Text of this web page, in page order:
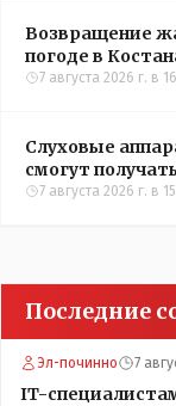
Возвращение
погоде в
7 августа 2026 г. в
Слуховые
смогут
инвалидности
7 августа 2026 г. в
Последние
Эл-починно 7
IT-